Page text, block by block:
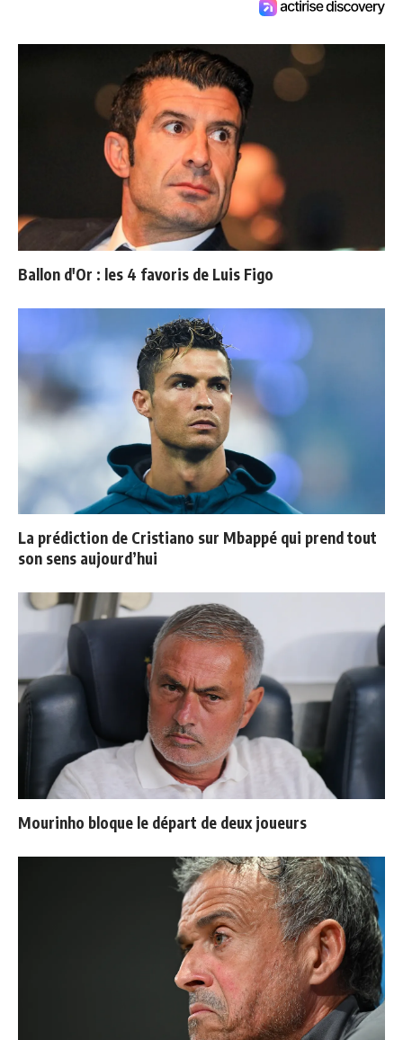
Ballon d'Or : les 4 favoris de Luis Figo
La prédiction de Cristiano sur Mbappé qui prend tout
son sens aujourd’hui
Mourinho bloque le départ de deux joueurs